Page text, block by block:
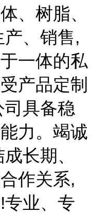
、树脂、
、销售,
一体的私
产品定制
具备稳
力。竭诚
长期、
作关系,
业、专